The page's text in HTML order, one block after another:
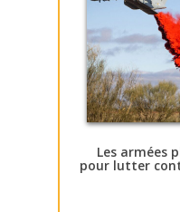
Les armées
pour lutter